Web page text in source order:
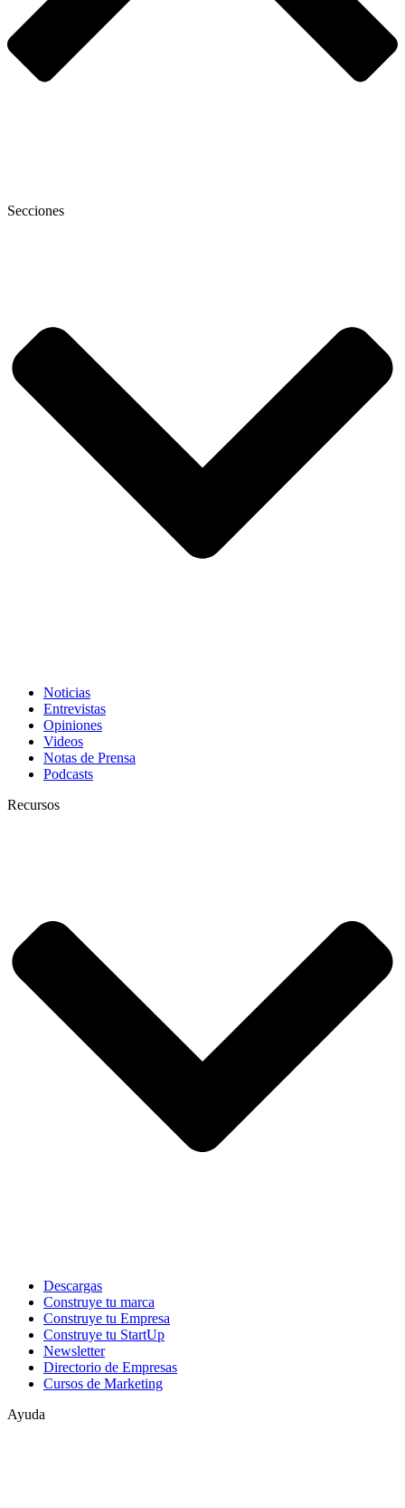
Secciones
Noticias
Entrevistas
Opiniones
Videos
Notas de Prensa
Podcasts
Recursos
Descargas
Construye tu marca
Construye tu Empresa
Construye tu StartUp
Newsletter
Directorio de Empresas
Cursos de Marketing
Ayuda